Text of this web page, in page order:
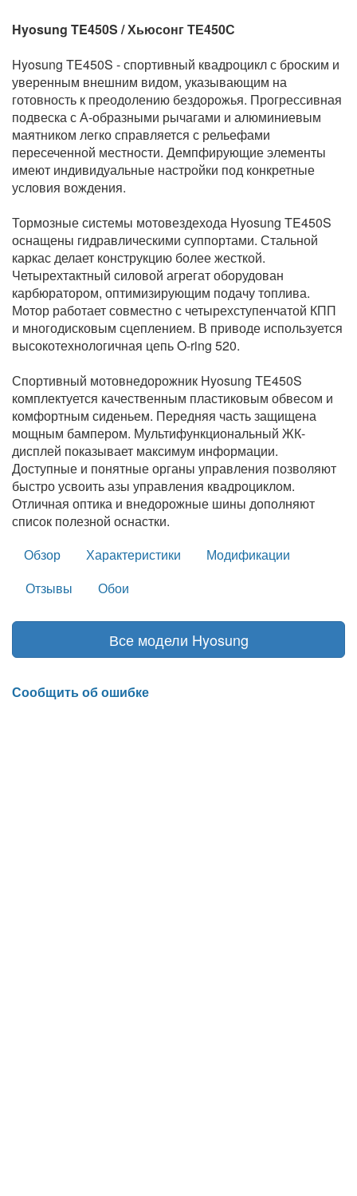
Hyosung TE450S / Хьюсонг ТЕ450С
Hyosung TE450S - спортивный квадроцикл с броским и
уверенным внешним видом, указывающим на
готовность к преодолению бездорожья. Прогрессивная
подвеска с А-образными рычагами и алюминиевым
маятником легко справляется с рельефами
пересеченной местности. Демпфирующие элементы
имеют индивидуальные настройки под конкретные
условия вождения.
Тормозные системы мотовездехода Hyosung TE450S
оснащены гидравлическими суппортами. Стальной
каркас делает конструкцию более жесткой.
Четырехтактный силовой агрегат оборудован
карбюратором, оптимизирующим подачу топлива.
Мотор работает совместно с четырехступенчатой КПП
и многодисковым сцеплением. В приводе используется
высокотехнологичная цепь O-ring 520.
Спортивный мотовнедорожник Hyosung TE450S
комплектуется качественным пластиковым обвесом и
комфортным сиденьем. Передняя часть защищена
мощным бампером. Мультифункциональный ЖК-
дисплей показывает максимум информации.
Доступные и понятные органы управления позволяют
быстро усвоить азы управления квадроциклом.
Отличная оптика и внедорожные шины дополняют
список полезной оснастки.
Обзор
Характеристики
Модификации
Отзывы
Обои
Все модели Hyosung
Сообщить об ошибке